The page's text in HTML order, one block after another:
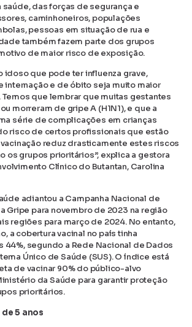
das forças de segurança e
caminhoneiros, populações
pessoas em situação de rua e
também fazem parte dos grupos
de maior risco de exposição.
idoso que pode ter influenza grave,
internação e de óbito seja muito maior
Temos que lembrar que muitas gestantes
morreram de gripe A (H1N1), e que a
série de complicações em crianças
risco de certos profissionais que estão
reduz drasticamente estes riscos
os grupos prioritários”, explica a gestora
Clínico do Butantan, Carolina
adiantou a Campanha Nacional de
Gripe para novembro de 2023 na região
regiões para março de 2024. No entanto,
a cobertura vacinal no país tinha
44%, segundo a Rede Nacional de Dados
Único de Saúde (SUS). O índice está
de vacinar 90% do público-alvo
da Saúde para garantir proteção
prioritários.
5 anos